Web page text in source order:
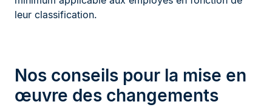
leur classification.
Nos conseils pour la mise en
œuvre des changements